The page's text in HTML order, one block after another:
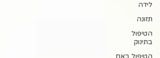
לידה
תזונה
הטיפול
בתינוק
הטיפול באם